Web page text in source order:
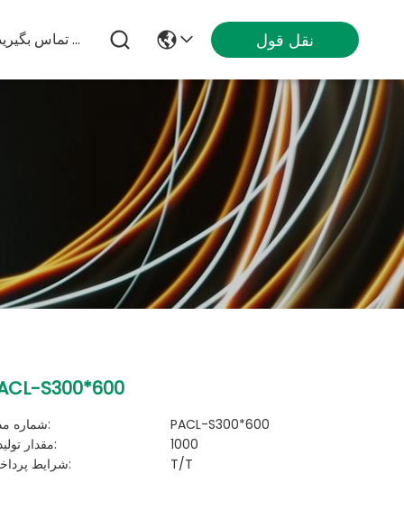
با ما تماس بگیرید نقل قول
S300*600
شماره مدل:
PACL-S300*600
مقدار تولیدی:
1000
شرایط پرداخت:
T/T